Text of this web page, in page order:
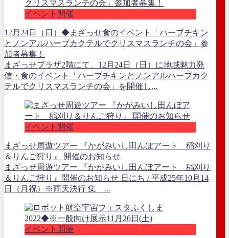
イベント開催
12月24日（日）◆まざっせ食のイベント「ハーブチキン
とノンアルハーブカクテルでクリスマスランチの会」参
加者募集！
まざっせプラザ2階にて、12月24日（日）に地域魅力発
信・食のイベント「ハーブチキンとノンアルハーブカク
テルでクリスマスランチの会」を開催し...
イベント開催
まざっせ周遊ツアー 『かがみいし田んぼアート 稲刈り
＆りんご狩り』 開催のお知らせ
まざっせ周遊ツアー 『かがみいし田んぼアート 稲刈り
＆りんご狩り』開催のお知らせ 日にち / 平成25年10月14
日（月祝）※雨天決行 集 ...
イベント開催